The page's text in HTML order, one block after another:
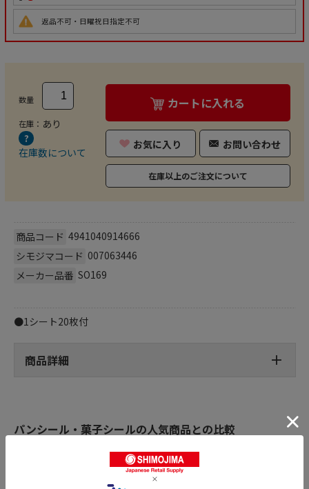
返品不可・日曜祝日指定不可
数量
在庫： あり
在庫数について
カートに入れる
お気に入り お問い合わせ
在庫以上のご注文について
商品コード 4941040914666
シモジマコード 007063446
メーカー品番 SO169
●1シート20枚付
商品詳細
パンシール・菓子シールの人気商品との比較